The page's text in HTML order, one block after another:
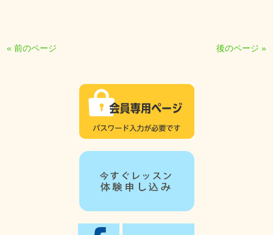
« 前のページ 後のページ »